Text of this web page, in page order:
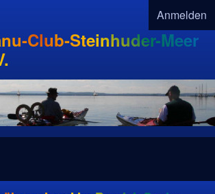
User
Anmelden
Club-Steinhuder-Meer